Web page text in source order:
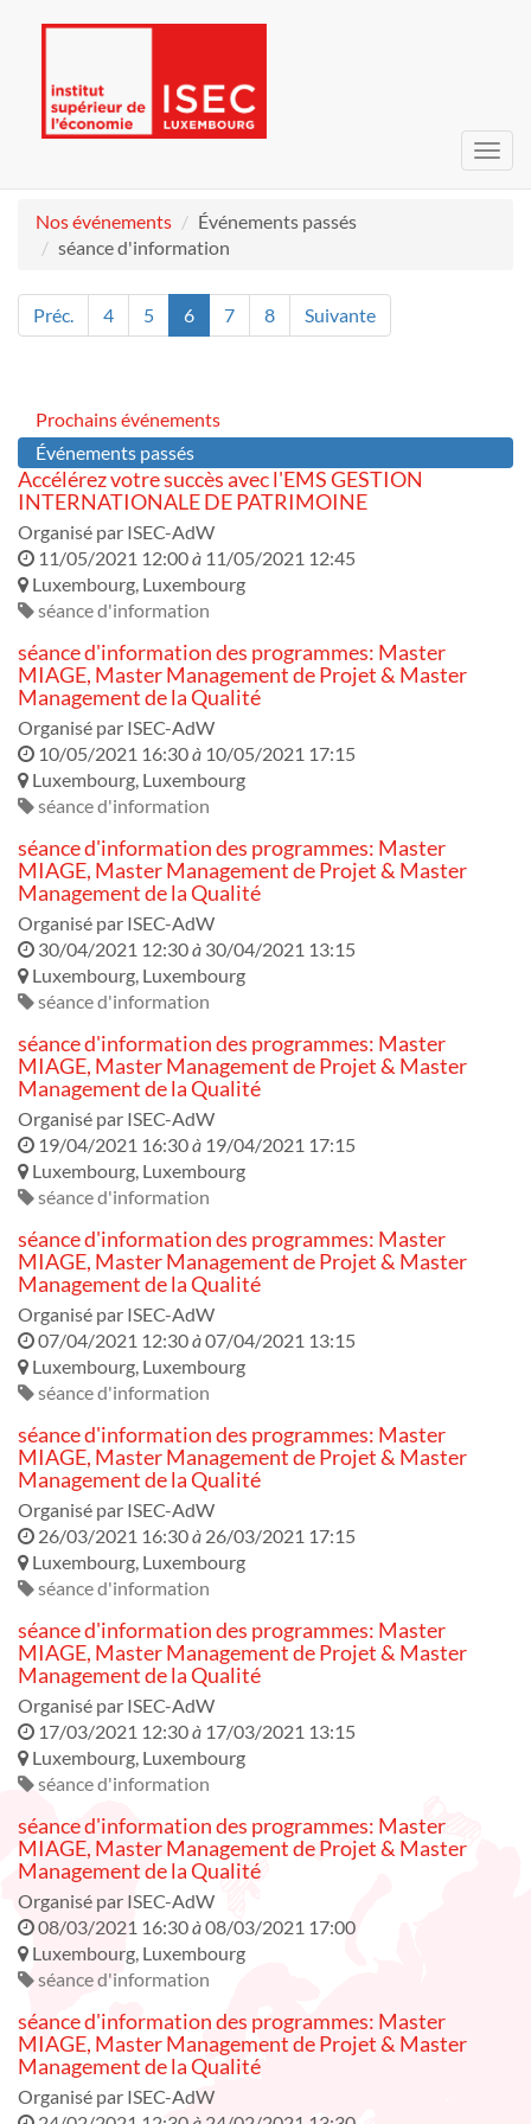
Nos événements
Événements passés
séance d'information
Préc. 4 5 6 7 8 Suivante
Prochains événements
Événements passés
Accélérez votre succès avec l'EMS GESTION
INTERNATIONALE DE PATRIMOINE
Organisé par ISEC-AdW
11/05/2021 12:00à 11/05/2021 12:45
Luxembourg, Luxembourg
séance d'information
séance d'information des programmes: Master
MIAGE, Master Management de Projet & Master
Management de la Qualité
Organisé par ISEC-AdW
10/05/2021 16:30à 10/05/2021 17:15
Luxembourg, Luxembourg
séance d'information
séance d'information des programmes: Master
MIAGE, Master Management de Projet & Master
Management de la Qualité
Organisé par ISEC-AdW
30/04/2021 12:30à 30/04/2021 13:15
Luxembourg, Luxembourg
séance d'information
séance d'information des programmes: Master
MIAGE, Master Management de Projet & Master
Management de la Qualité
Organisé par ISEC-AdW
19/04/2021 16:30à 19/04/2021 17:15
Luxembourg, Luxembourg
séance d'information
séance d'information des programmes: Master
MIAGE, Master Management de Projet & Master
Management de la Qualité
Organisé par ISEC-AdW
07/04/2021 12:30à07/04/2021 13:15
Luxembourg, Luxembourg
séance d'information
séance d'information des programmes: Master
MIAGE, Master Management de Projet & Master
Management de la Qualité
Organisé par ISEC-AdW
26/03/2021 16:30à 26/03/2021 17:15
Luxembourg, Luxembourg
séance d'information
séance d'information des programmes: Master
MIAGE, Master Management de Projet & Master
Management de la Qualité
Organisé par ISEC-AdW
17/03/2021 12:30à 17/03/2021 13:15
Luxembourg, Luxembourg
séance d'information
séance d'information des programmes: Master
MIAGE, Master Management de Projet & Master
Management de la Qualité
Organisé par ISEC-AdW
08/03/2021 16:30à08/03/2021 17:00
Luxembourg, Luxembourg
séance d'information
séance d'information des programmes: Master
MIAGE, Master Management de Projet & Master
Management de la Qualité
Organisé par ISEC-AdW